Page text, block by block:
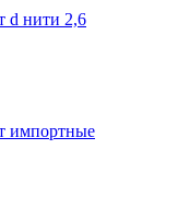
d нити 2,6
импортные